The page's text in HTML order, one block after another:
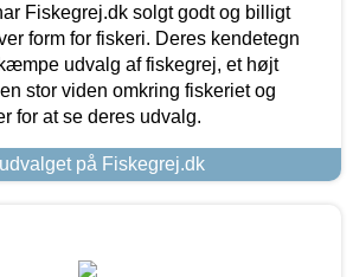
Fiskegrej.dk solgt godt og billigt
form for fiskeri. Deres kendetegn
udvalg af fiskegrej, et højt
stor viden omkring fiskeriet og
for at se deres udvalg.
på Fiskegrej.dk